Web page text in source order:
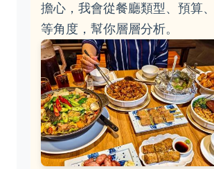
擔心，我會從餐廳類型、預算
等角度，幫你層層分析。